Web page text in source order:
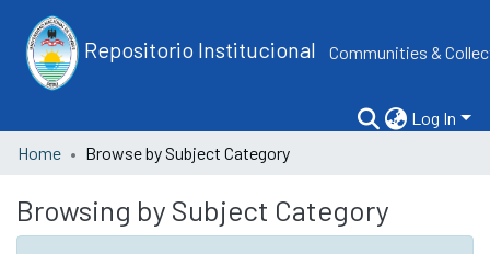
Repositorio Institucional Communities &
Log In
Home
Browse by Subject Category
Browsing by Subject Category